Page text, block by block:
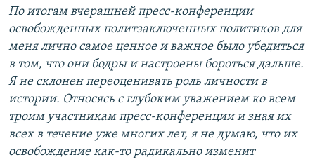
По итогам вчерашней пресс-конференции
освобожденных политзаключенных политиков для
меня лично самое ценное и важное было убедиться
в том, что они бодры и настроены бороться дальше.
Я не склонен переоценивать роль личности в
истории. Относясь с глубоким уважением ко всем
троим участникам пресс-конференции и зная их
всех в течение уже многих лет, я не думаю, что их
освобождение как-то радикально изменит